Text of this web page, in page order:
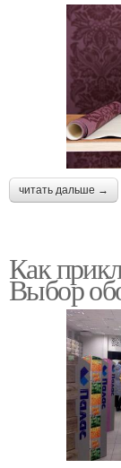
читать дальше →
Как
Выбор